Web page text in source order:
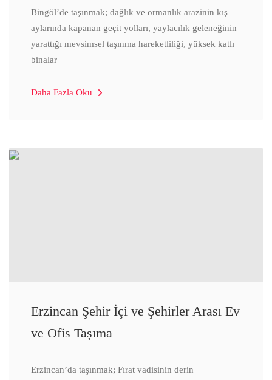
Bingöl’de taşınmak; dağlık ve ormanlık arazinin kış
aylarında kapanan geçit yolları, yaylacılık geleneğinin
yarattığı mevsimsel taşınma hareketliliği, yüksek katlı
binalar
Daha Fazla Oku
Erzincan Şehir İçi ve Şehirler Arası Ev
ve Ofis Taşıma
Erzincan’da taşınmak; Fırat vadisinin derin